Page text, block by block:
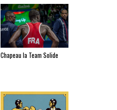
Chapeau la Team Solide